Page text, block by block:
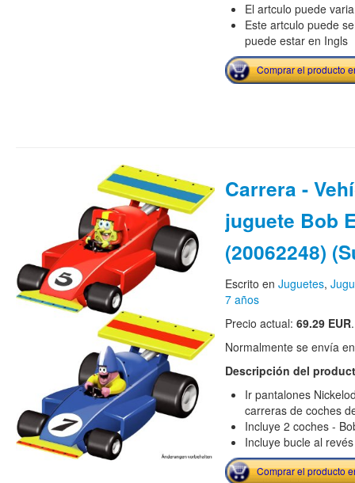
El artculo puede
Este artculo puede
puede estar en Ingls
Comprar el producto
Carrera -
juguete Bob
(20062248)
Escrito en Juguetes,
7 años
Precio actual: 69.29 EUR.
Normalmente se envía
Descripción del
Ir pantalones
carreras de coches
Incluye 2 coches -
Incluye bucle al
Comprar el producto